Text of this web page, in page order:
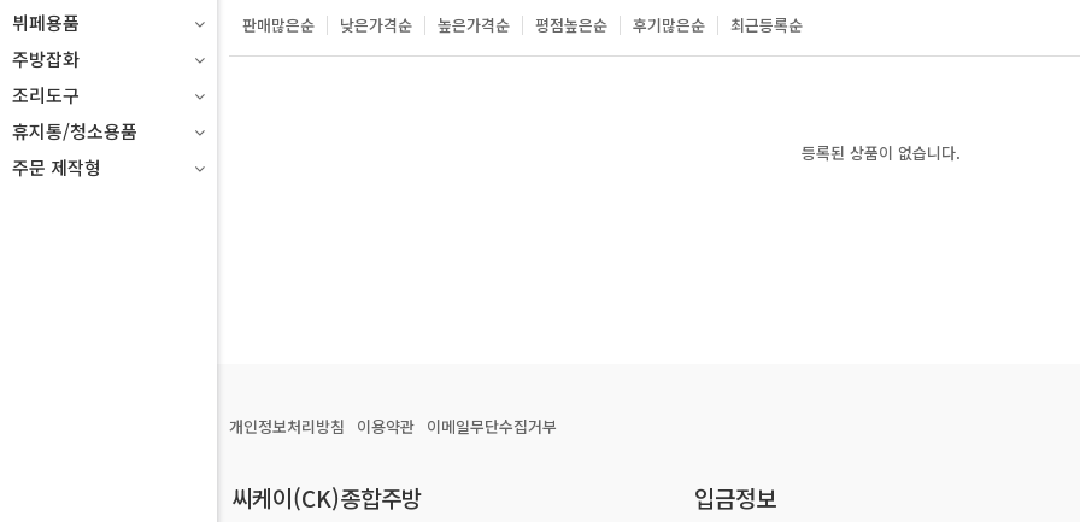
뷔페용품
주방잡화
조리도구
휴지통/청소용품
주문 제작형
판매많은순 낮은가격순 높은가격순 평점높은순 후기많은순 최근등록순
등록된 상품이 없습니다.
개인정보처리방침 이용약관 이메일무단수집거부
씨케이(CK)종합주방 입금정보